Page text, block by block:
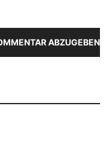
ABZUGEBEN